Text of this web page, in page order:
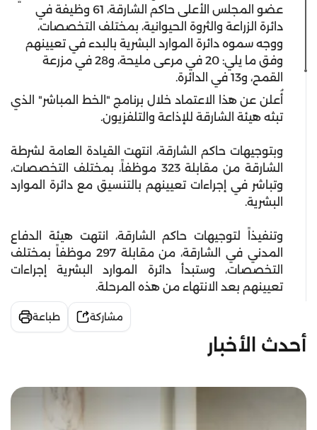
عضو المجلس الأعلى حاكم الشارقة، 61 وظيفة في
دائرة الزراعة والثروة الحيوانية، بمختلف التخصصات،
ووجه سموه دائرة الموارد البشرية بالبدء في تعيينهم
وفق ما يلي: 20 في مرعى مليحة، و28 في مزرعة
القمح، و13 في الدائرة.
أُعلن عن هذا الاعتماد خلال برنامج "الخط المباشر" الذي
تبثه هيئة الشارقة للإذاعة والتلفزيون.
وبتوجيهات حاكم الشارقة، انتهت القيادة العامة لشرطة
الشارقة من مقابلة 323 موظفاً، بمختلف التخصصات،
وتباشر في إجراءات تعيينهم بالتنسيق مع دائرة الموارد
البشرية.
وتنفيذاً لتوجيهات حاكم الشارقة، انتهت هيئة الدفاع
المدني في الشارقة، من مقابلة 297 موظفاً بمختلف
التخصصات، وستبدأ دائرة الموارد البشرية إجراءات
تعيينهم بعد الانتهاء من هذه المرحلة.
مشاركة طباعة
أحدث الأخبار